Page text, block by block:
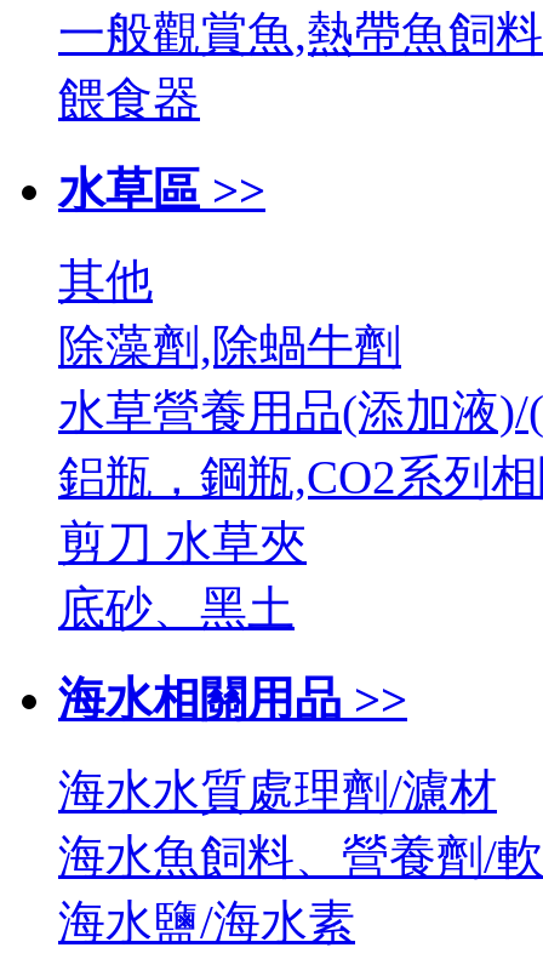
一般觀賞魚,熱帶魚飼
餵食器
水草區 >>
其他
除藻劑,除蝸牛劑
水草營養用品(添加液)/
鋁瓶，鋼瓶,CO2系列
剪刀 水草夾
底砂、黑土
海水相關用品 >>
海水水質處理劑/濾材
海水魚飼料、營養劑/
海水鹽/海水素